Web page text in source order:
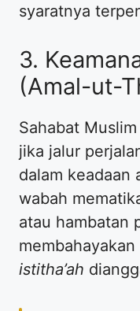
syaratnya
3.
(Amal-ut-
Sahabat
jika jalur
dalam keadaan
wabah
atau hambatan
istitha’ah